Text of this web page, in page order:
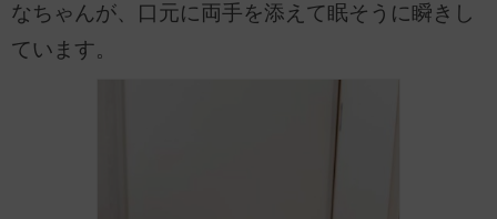
なちゃんが、口元に両手を添えて眠そうに瞬きし
ています。